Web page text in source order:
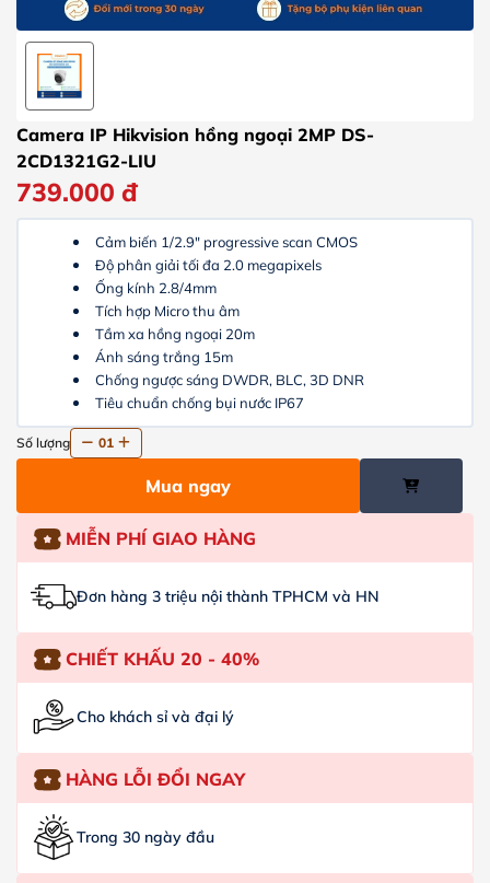
Camera IP Hikvision hồng ngoại 2MP DS-
2CD1321G2-LIU
739.000 đ
Cảm biến 1/2.9″ progressive scan CMOS
Độ phân giải tối đa 2.0 megapixels
Ống kính 2.8/4mm
Tích hợp Micro thu âm
Tầm xa hồng ngoại 20m
Ánh sáng trắng 15m
Chống ngược sáng DWDR, BLC, 3D DNR
Tiêu chuẩn chống bụi nước IP67
Số lượng 01
Mua ngay
MIỄN PHÍ GIAO HÀNG
Đơn hàng 3 triệu nội thành TPHCM và HN
CHIẾT KHẤU 20 - 40%
Cho khách sỉ và đại lý
HÀNG LỖI ĐỔI NGAY
Trong 30 ngày đầu